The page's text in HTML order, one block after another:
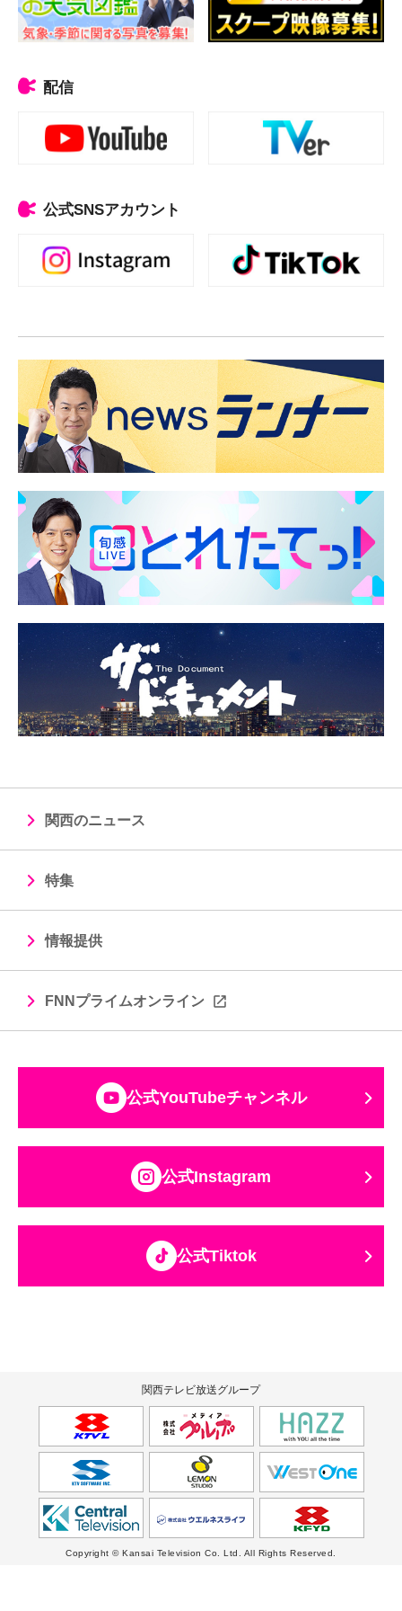
配信
公式SNSアカウント
関西のニュース
特集
情報提供
FNNプライムオンライン
公式YouTubeチャンネル
公式Instagram
公式Tiktok
関西テレビ放送グループ
Copyright © Kansai Television Co. Ltd. All Rights Reserved.